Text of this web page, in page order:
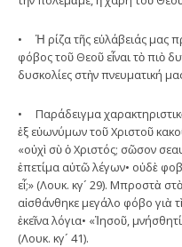
• Ἡ ρίζα τῆς εὐλάβειάς μας
φόβος τοῦ Θεοῦ εἶναι τὸ πιὸ
δυσκολίες στὴν πνευματική
• Παράδειγμα χαρακτηριστικὸ
ἐξ εὐωνύμων τοῦ Χριστοῦ
«οὐχὶ σὺ ὁ Χριστός; σῶσον
ἐπετίμα αὐτῶ λέγων• οὐδὲ
εἶ;» (Λουκ. κγ´ 29). Μπροστὰ
αἰσθάνθηκε μεγάλο φόβο γιὰ
ἐκεῖνα λόγια• «Ἰησοῦ,
(Λουκ. κγ´ 41).